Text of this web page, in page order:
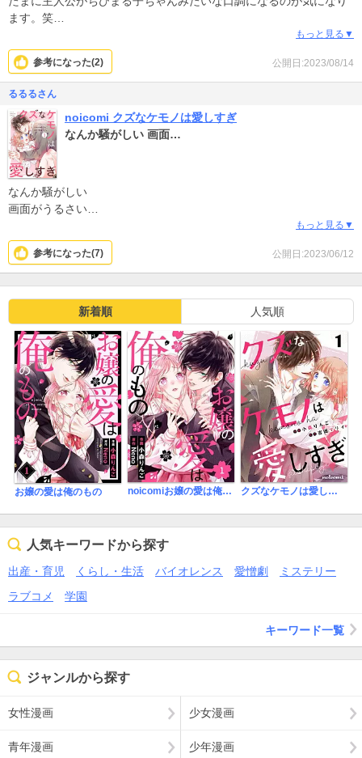
ます。笑
もっと見る▼
公開日:2023/08/14
参考になった(2)
るるるさん
noicomi クズなケモノは愛しすぎ
なんか騒がしい 画面…
なんか騒がしい
画面がうるさい
なんで男側がヒロインを好きなのかも、謎に他の男二人侍らせてる
のかもすべて唐突で感情移入どころの話ではない
ずっと置いてけぼり
絵ではなく、キャラとして可愛くないしうるさい
もっと見る▼
公開日:2023/06/12
参考になった(7)
新着順 人気順
お嬢の愛は俺のもの noicomiお嬢の愛は俺のもの クズなケモノは愛しすぎ
人気キーワードから探す
出産・育児 くらし・生活 バイオレンス 愛憎劇
ミステリー
ラブコメ
学園
キーワード一覧
ジャンルから探す
女性漫画 少女漫画
青年漫画 少年漫画